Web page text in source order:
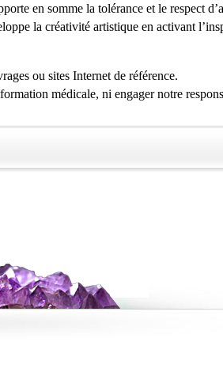
en somme la tolérance et le respect
la créativité artistique en activant
ou sites Internet de référence.
médicale, ni engager notre